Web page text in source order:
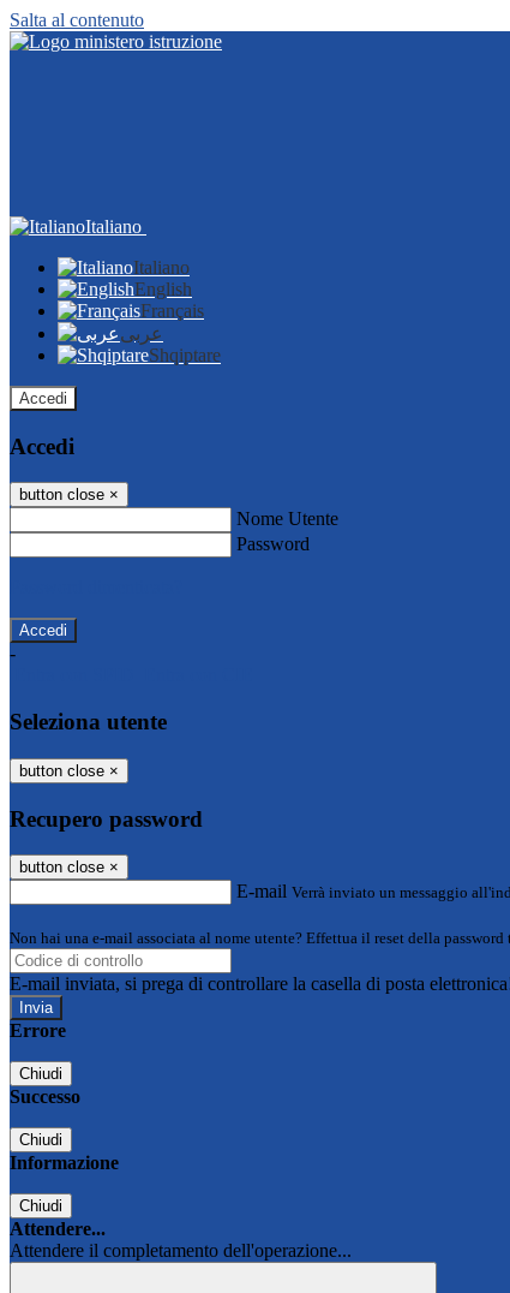
Salta al contenuto
Italiano
Italiano
English
Français
عربى
Shqiptare
Accedi
Accedi
button close ×
Nome Utente
Password
-
Seleziona utente
button close ×
Recupero password
button close ×
E-mail Verrà inviato un messaggio
Non hai una e-mail associata al nome utente? Effettua il reset della password
E-mail inviata, si prega di controllare la casella di posta
Errore
Chiudi
Successo
Chiudi
Informazione
Chiudi
Attendere...
Attendere il completamento dell'operazione...